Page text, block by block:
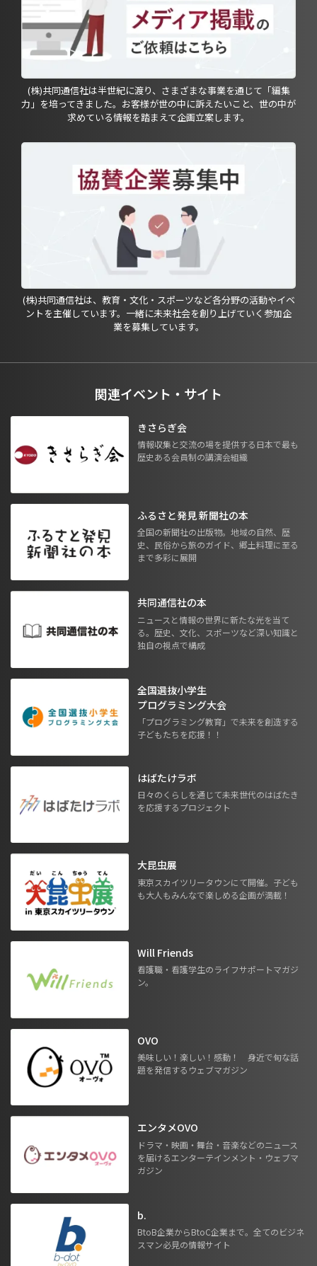
(株)共同通信社は半世紀に渡り、さまざまな事業を通じて「編集
力」を培ってきました。お客様が世の中に訴えたいこと、世の中が
求めている情報を踏まえて企画立案します。
(株)共同通信社は、教育・文化・スポーツなど各分野の活動やイベ
ントを主催しています。一緒に未来社会を創り上げていく参加企
業を募集しています。
関連イベント・サイト
きさらぎ会
情報収集と交流の場を提供する日本で最も
歴史ある会員制の講演会組織
ふるさと発見 新聞社の本
全国の新聞社の出版物。地域の自然、歴
史、民俗から旅のガイド、郷土料理に至る
まで多彩に展開
共同通信社の本
ニュースと情報の世界に新たな光を当て
る。歴史、文化、スポーツなど深い知識と
独自の視点で構成
全国選抜小学生
プログラミング大会
「プログラミング教育」で未来を創造する
子どもたちを応援！！
はばたけラボ
日々のくらしを通じて未来世代のはばたき
を応援するプロジェクト
大昆虫展
東京スカイツリータウンにて開催。子ども
も大人もみんなで楽しめる企画が満載！
Will Friends
看護職・看護学生のライフサポートマガジ
ン。
OVO
美味しい！楽しい！感動！ 身近で旬な話
題を発信するウェブマガジン
エンタメOVO
ドラマ・映画・舞台・音楽などのニュース
を届けるエンターテインメント・ウェブマ
ガジン
b.
BtoB企業からBtoC企業まで。全てのビジネ
スマン必見の情報サイト